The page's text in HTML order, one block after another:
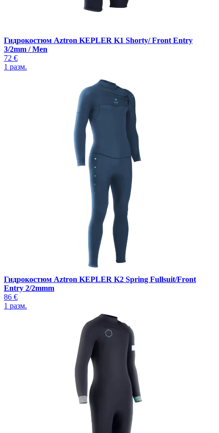
Гидрокостюм Aztron KEPLER K1 Shorty/ Front Entry
3/2mm / Men
72 €
1 разм.
Гидрокостюм Aztron KEPLER K2 Spring Fullsuit/Front
Entry 2/2mmm
86 €
1 разм.